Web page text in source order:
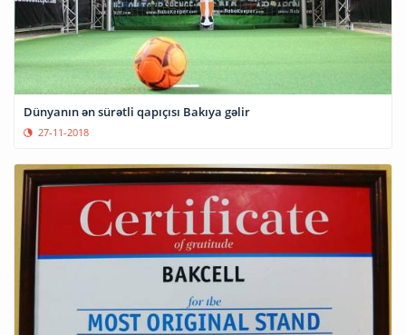
Dünyanın ən sürətli qapıçısı Bakıya gəlir
27-11-2018